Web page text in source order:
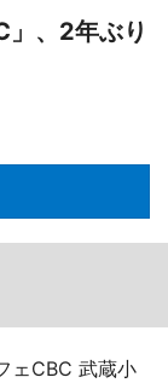
」、2年ぶり
ェCBC 武蔵小